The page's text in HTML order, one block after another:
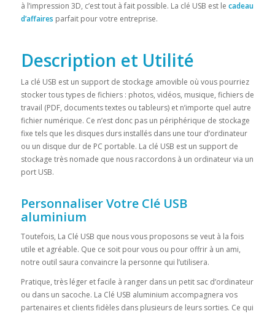
à l’impression 3D, c’est tout à fait possible. La clé USB est le cadeau
d’affaires parfait pour votre entreprise.
Description et Utilité
La clé USB est un support de stockage amovible où vous pourriez
stocker tous types de fichiers : photos, vidéos, musique, fichiers de
travail (PDF, documents textes ou tableurs) et n’importe quel autre
fichier numérique. Ce n’est donc pas un périphérique de stockage
fixe tels que les disques durs installés dans une tour d’ordinateur
ou un disque dur de PC portable. La clé USB est un support de
stockage très nomade que nous raccordons à un ordinateur via un
port USB.
Personnaliser Votre Clé USB
aluminium
Toutefois, La Clé USB que nous vous proposons se veut à la fois
utile et agréable. Que ce soit pour vous ou pour offrir à un ami,
notre outil saura convaincre la personne qui l’utilisera.
Pratique, très léger et facile à ranger dans un petit sac d’ordinateur
ou dans un sacoche. La Clé USB aluminium accompagnera vos
partenaires et clients fidèles dans plusieurs de leurs sorties. Ce qui